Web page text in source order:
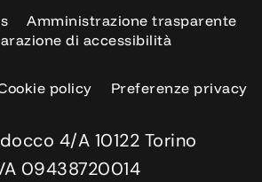
Amministrazione trasparente
di accessibilità
policy Preferenze privacy
4/A 10122 Torino
09438720014